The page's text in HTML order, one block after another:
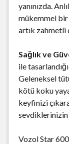
yanınızda.
mükemmel bir
artık zahmetli
Sağlık ve
ile
Geleneksel
kötü koku
keyfinizi
sevdiklerinizin
Vozol Star